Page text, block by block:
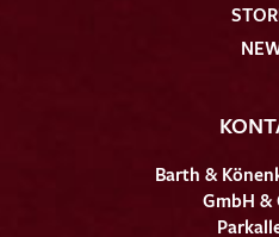
Barth &
GmbH &